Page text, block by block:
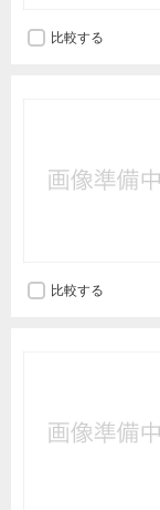
比較する
比較する